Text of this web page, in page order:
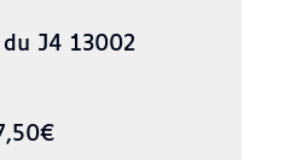
du J4 13002